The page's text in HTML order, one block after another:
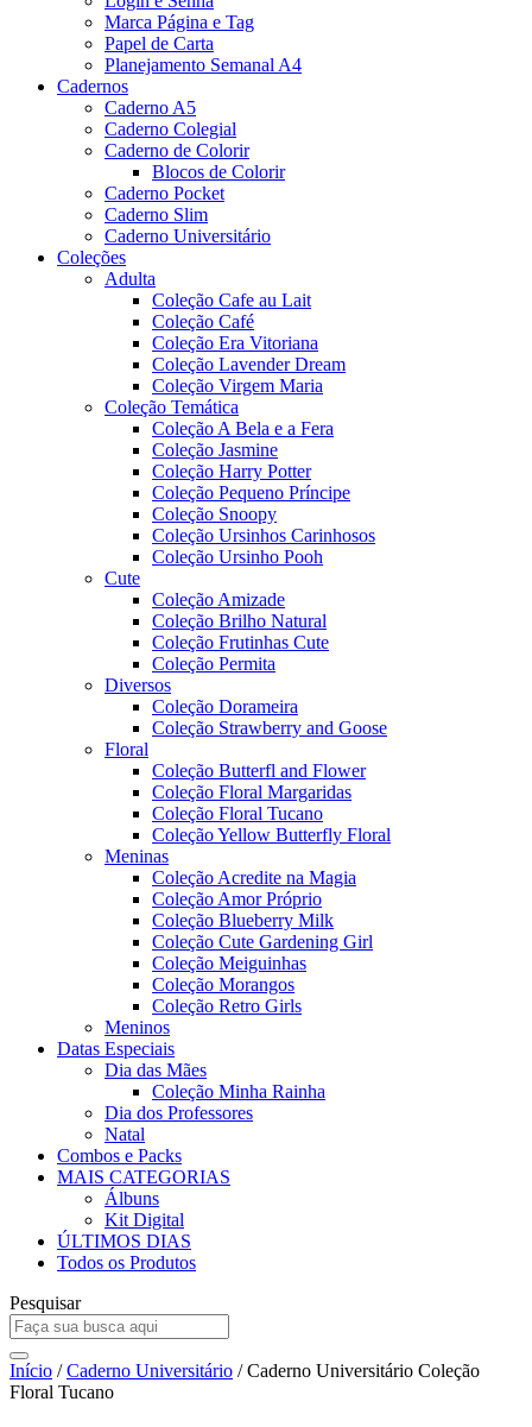
Marca Página e Tag
Papel de Carta
Planejamento Semanal A4
Cadernos
Caderno A5
Caderno Colegial
Caderno de Colorir
Blocos de Colorir
Caderno Pocket
Caderno Slim
Caderno Universitário
Coleções
Adulta
Coleção Cafe au Lait
Coleção Café
Coleção Era Vitoriana
Coleção Lavender Dream
Coleção Virgem Maria
Coleção Temática
Coleção A Bela e a Fera
Coleção Jasmine
Coleção Harry Potter
Coleção Pequeno Príncipe
Coleção Snoopy
Coleção Ursinhos Carinhosos
Coleção Ursinho Pooh
Cute
Coleção Amizade
Coleção Brilho Natural
Coleção Frutinhas Cute
Coleção Permita
Diversos
Coleção Dorameira
Coleção Strawberry and Goose
Floral
Coleção Butterfl and Flower
Coleção Floral Margaridas
Coleção Floral Tucano
Coleção Yellow Butterfly Floral
Meninas
Coleção Acredite na Magia
Coleção Amor Próprio
Coleção Blueberry Milk
Coleção Cute Gardening Girl
Coleção Meiguinhas
Coleção Morangos
Coleção Retro Girls
Meninos
Datas Especiais
Dia das Mães
Coleção Minha Rainha
Dia dos Professores
Natal
Combos e Packs
MAIS CATEGORIAS
Álbuns
Kit Digital
ÚLTIMOS DIAS
Todos os Produtos
Pesquisar
Início /Caderno Universitário / Caderno Universitário Coleção
Floral Tucano